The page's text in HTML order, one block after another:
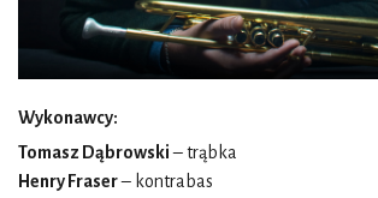
Wykonawcy:
Tomasz Dąbrowski– trąbka
Henry Fraser– kontrabas